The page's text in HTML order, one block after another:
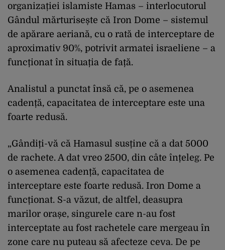
organizației islamiste Hamas – interlocutorul
Gândul mărturisește că Iron Dome – sistemul
de apărare aeriană, cu o rată de interceptare de
aproximativ 90%, potrivit armatei israeliene – a
funcționat în situația de față.
Analistul a punctat însă că, pe o asemenea
cadență, capacitatea de interceptare este una
foarte redusă.
„Gândiți-vă că Hamasul susține că a dat 5000
de rachete. A dat vreo 2500, din câte înțeleg. Pe
o asemenea cadență, capacitatea de
interceptare este foarte redusă. Iron Dome a
funcționat. S-a văzut, de altfel, deasupra
marilor orașe, singurele care n-au fost
interceptate au fost rachetele care mergeau în
zone care nu puteau să afecteze ceva. De pe